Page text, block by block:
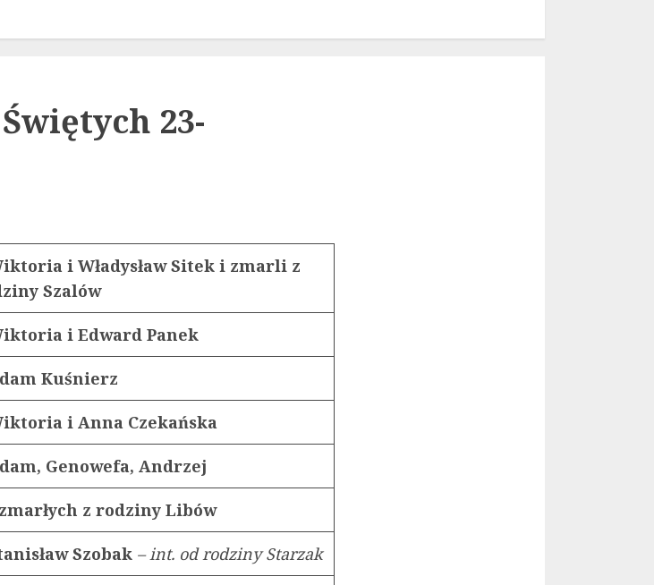
23-
i Władysław Sitek i zmarli z
Szalów
i Edward Panek
Kuśnierz
i Anna Czekańska
Genowefa, Andrzej
z rodziny Libów
Szobak – int. od rodziny Starzak